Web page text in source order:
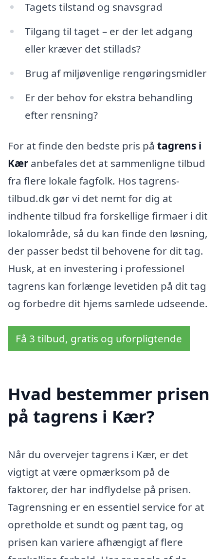
Tagets tilstand og snavsgrad
Tilgang til taget – er der let adgang
eller kræver det stillads?
Brug af miljøvenlige rengøringsmidler
Er der behov for ekstra behandling
efter rensning?
For at finde den bedste pris på tagrens i
Kær anbefales det at sammenligne tilbud
fra flere lokale fagfolk. Hos tagrens-
tilbud.dk gør vi det nemt for dig at
indhente tilbud fra forskellige firmaer i dit
lokalområde, så du kan finde den løsning,
der passer bedst til behovene for dit tag.
Husk, at en investering i professionel
tagrens kan forlænge levetiden på dit tag
og forbedre dit hjems samlede udseende.
Få 3 tilbud, gratis og uforpligtende
Hvad bestemmer prisen
på tagrens i Kær?
Når du overvejer tagrens i Kær, er det
vigtigt at være opmærksom på de
faktorer, der har indflydelse på prisen.
Tagrensning er en essentiel service for at
opretholde et sundt og pænt tag, og
prisen kan variere afhængigt af flere